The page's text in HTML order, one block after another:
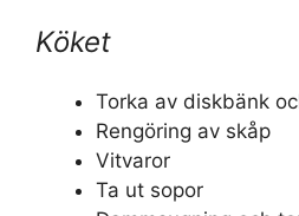
Köket
Torka av diskbänk
Rengöring av skåp
Vitvaror
Ta ut sopor